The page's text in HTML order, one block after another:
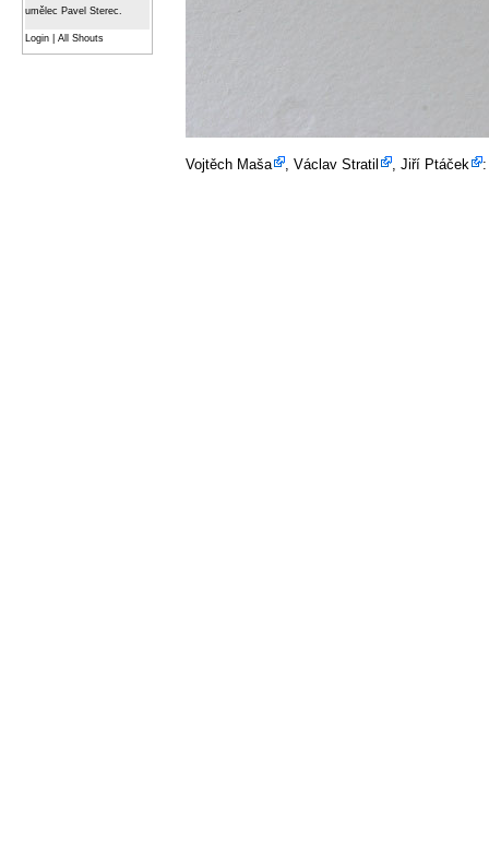
umělec Pavel Sterec.
Login All Shouts
Vojtěch Maša , Václav Stratil , Jiří Ptáček